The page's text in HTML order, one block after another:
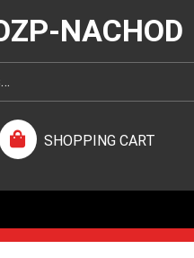
NACHOD
SHOPPING CART